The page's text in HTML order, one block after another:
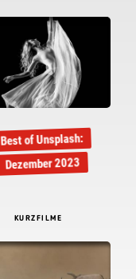
Best of Unsplash:
Dezember 2023
KURZFILME